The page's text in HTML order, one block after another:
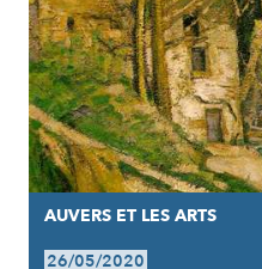
AUVERS ET LES ARTS
26/05/2020